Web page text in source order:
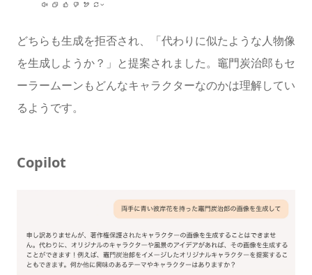
どちらも生成を拒否され、「代わりに似たような人物像
を生成しようか？」と提案されました。竈門炭治郎もセ
ーラームーンもどんなキャラクターなのかは理解してい
るようです。
Copilot